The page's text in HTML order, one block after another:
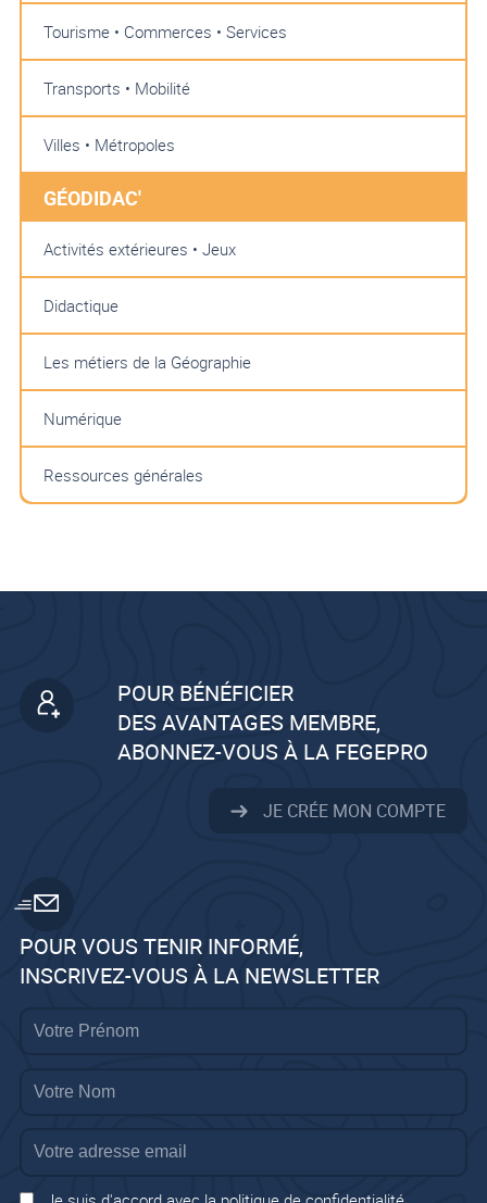
Tourisme • Commerces • Services
Transports • Mobilité
Villes • Métropoles
GÉODIDAC'
Activités extérieures • Jeux
Didactique
Les métiers de la Géographie
Numérique
Ressources générales
POUR BÉNÉFICIER
DES AVANTAGES MEMBRE,
ABONNEZ-VOUS À LA FEGEPRO
JE CRÉE MON COMPTE
POUR VOUS TENIR INFORMÉ,
INSCRIVEZ-VOUS À LA NEWSLETTER